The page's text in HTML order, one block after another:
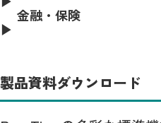
金融・保険
製品資料ダウンロード